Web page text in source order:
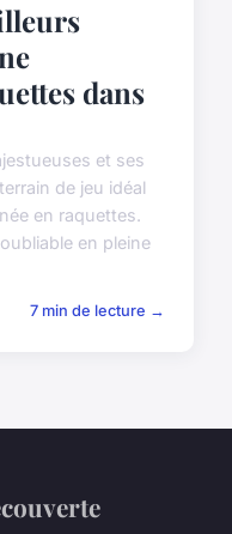
dans
et ses
de jeu idéal
en raquettes.
en pleine
7 min de lecture →